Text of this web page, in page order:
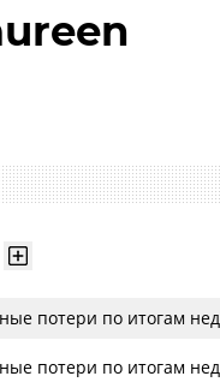
потери по итогам
потери по итогам